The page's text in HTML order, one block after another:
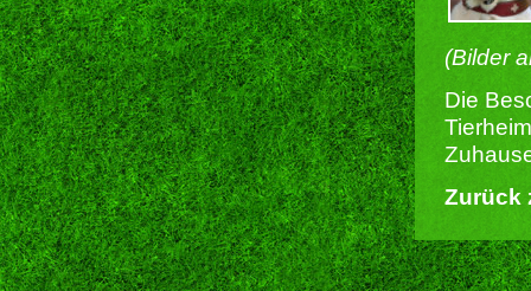
(Bilder
Die
Zurück